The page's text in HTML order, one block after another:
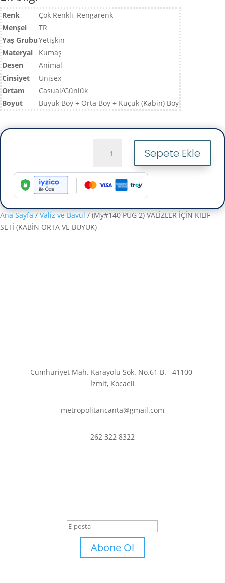
Renk
Çok Renkli, Rengarenk
Menşei
TR
Yaş GrubuYetişkin
Materyal
Kumaş
Desen
Animal
Cinsiyet
Unisex
Ortam
Casual/Günlük
Boyut
Büyük Boy + Orta Boy + Küçük (Kabin) Boy
VALİZLER
İÇİN
SETİ
(KABİN
Sepete Ekle
Ana Sayfa/Valiz ve Bavul/ (My#140 PUG 2) VALİZLER İÇİN KILIF
SETİ (KABİN ORTA VE BÜYÜK)
Cumhuriyet Mah. Karayolu Sok. No.61 B.41100
İzmit, Kocaeli
metropolitancanta@gmail.com
262 322 8322
Abone Ol